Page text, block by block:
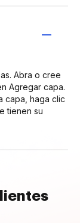
Abra o cree
Agregar capa.
capa, haga clic
tienen su